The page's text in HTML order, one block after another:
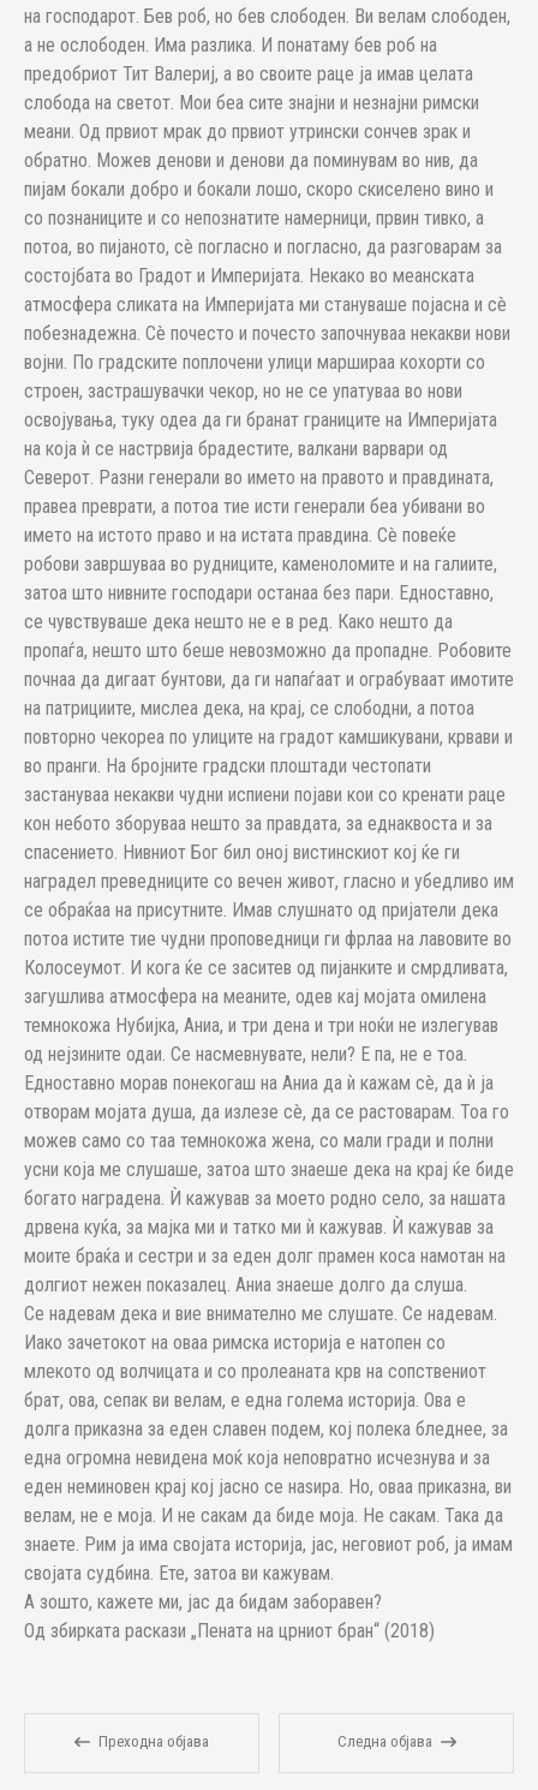
на господарот. Бев роб, но бев слободен. Ви велам слободен,
а не ослободен. Има разлика. И понатаму бев роб на
предобриот Тит Валериј, а во своите раце ја имав целата
слобода на светот. Мои беа сите знајни и незнајни римски
меани. Од првиот мрак до првиот утрински сончев зрак и
обратно. Можев денови и денови да поминувам во нив, да
пијам бокали добро и бокали лошо, скоро скиселено вино и
со познаниците и со непознатите намерници, првин тивко, а
потоа, во пијаното, сè погласно и погласно, да разговарам за
состојбата во Градот и Империјата. Некако во меанската
атмосфера сликата на Империјата ми стануваше појасна и сè
побезнадежна. Сè почесто и почесто започнуваа некакви нови
војни. По градските поплочени улици маршираа кохорти со
строен, застрашувачки чекор, но не се упатуваа во нови
освојувања, туку одеа да ги бранат границите на Империјата
на која ѝ се настрвија брадестите, валкани варвари од
Северот. Разни генерали во името на правото и правдината,
правеа преврати, а потоа тие исти генерали беа убивани во
името на истото право и на истата правдина. Сè повеќе
робови завршуваа во рудниците, каменоломите и на галиите,
затоа што нивните господари останаа без пари. Едноставно,
се чувствуваше дека нешто не е в ред. Како нешто да
пропаѓа, нешто што беше невозможно да пропадне. Робовите
почнаа да дигаат бунтови, да ги напаѓаат и ограбуваат имотите
на патрициите, мислеа дека, на крај, се слободни, а потоа
повторно чекореа по улиците на градот камшикувани, крвави и
во пранги. На бројните градски плоштади честопати
застануваа некакви чудни испиени појави кои со кренати раце
кон небото зборуваа нешто за правдата, за еднаквоста и за
спасението. Нивниот Бог бил оној вистинскиот кој ќе ги
наградел преведниците со вечен живот, гласно и убедливо им
се обраќаа на присутните. Имав слушнато од пријатели дека
потоа истите тие чудни проповедници ги фрлаа на лавовите во
Колосеумот. И кога ќе се заситев од пијанките и смрдливата,
загушлива атмосфера на меаните, одев кај мојата омилена
темнокожа Нубијка, Аниа, и три дена и три ноќи не излегував
од нејзините одаи. Се насмевнувате, нели? Е па, не е тоа.
Едноставно морав понекогаш на Аниа да ѝ кажам сè, да ѝ ја
отворам мојата душа, да излезе сè, да се растоварам. Тоа го
можев само со таа темнокожа жена, со мали гради и полни
усни која ме слушаше, затоа што знаеше дека на крај ќе биде
богато наградена. Ѝ кажував за моето родно село, за нашата
дрвена куќа, за мајка ми и татко ми ѝ кажував. Ѝ кажував за
моите браќа и сестри и за еден долг прамен коса намотан на
долгиот нежен показалец. Аниа знаеше долго да слуша.
Се надевам дека и вие внимателно ме слушате. Се надевам.
Иако зачетокот на оваа римска историја е натопен со
млекото од волчицата и со пролеаната крв на сопствениот
брат, ова, сепак ви велам, е една голема историја. Ова е
долга приказна за еден славен подем, кој полека бледнее, за
една огромна невидена моќ која неповратно исчезнува и за
еден неминовен крај кој јасно се наѕира. Но, оваа приказна, ви
велам, не е моја. И не сакам да биде моја. Не сакам. Така да
знаете. Рим ја има својата историја, јас, неговиот роб, ја имам
својата судбина. Ете, затоа ви кажувам.
A зошто, кажете ми, јас да бидам заборавен?
Од збирката раскази „Пената на црниот бран“ (2018)
Преходна објава Следна објава